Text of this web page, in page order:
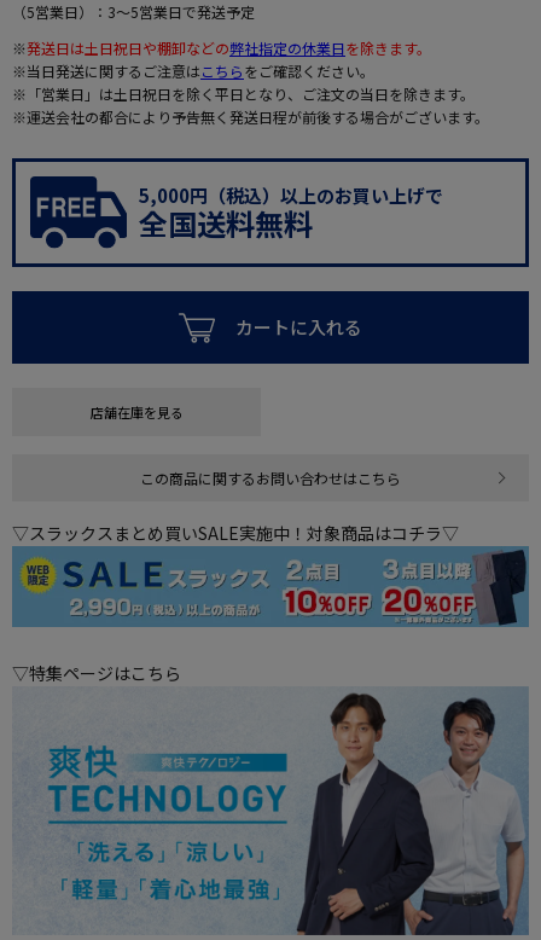
（5営業日）：3～5営業日で発送予定
※発送日は土日祝日や棚卸などの弊社指定の休業日を除きます。
※当日発送に関するご注意はこちらをご確認ください。
※「営業日」は土日祝日を除く平日となり、ご注文の当日を除きます。
※運送会社の都合により予告無く発送日程が前後する場合がございます。
5,000円（税込）以上のお買い上げで
全国送料無料
カートに入れる
店舗在庫を見る
この商品に関するお問い合わせはこちら
▽スラックスまとめ買いSALE実施中！対象商品はコチラ▽
▽特集ページはこちら